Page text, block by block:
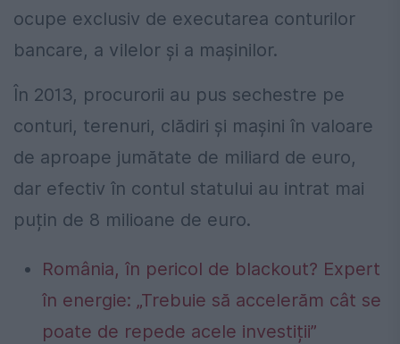
ocupe exclusiv de executarea conturilor
bancare, a vilelor și a mașinilor.
În 2013, procurorii au pus sechestre pe
conturi, terenuri, clădiri și mașini în valoare
de aproape jumătate de miliard de euro,
dar efectiv în contul statului au intrat mai
puțin de 8 milioane de euro.
România, în pericol de blackout? Expert
în energie: „Trebuie să accelerăm cât se
poate de repede acele investiții”